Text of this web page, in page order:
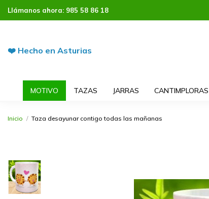
Llámanos ahora: 985 58 86 18
❤️ Hecho en Asturias
MOTIVO TAZAS JARRAS CANTIMPLORAS
Inicio Taza desayunar contigo todas las mañanas